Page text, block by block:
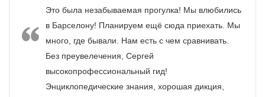
Это была незабываемая прогулка! Мы влюбились
в Барселону! Планируем ещё сюда приехать. Мы
много, где бывали. Нам есть с чем сравнивать.
Без преувелечения, Сергей
высокопрофессиональный гид!
Энциклопедические знания, хорошая дикция,